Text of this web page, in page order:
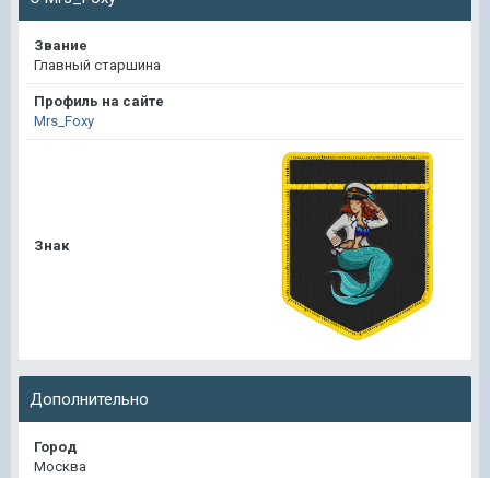
Звание
Главный старшина
Профиль на сайте
Mrs_Foxy
Знак
Дополнительно
Город
Москва